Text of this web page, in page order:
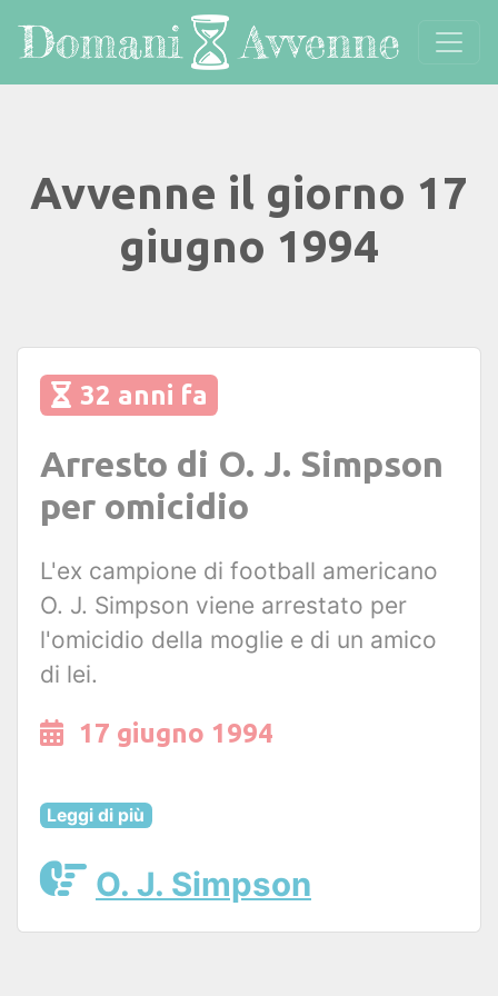
Avvenne il giorno 17
giugno 1994
32 anni fa
Arresto di O. J. Simpson
per omicidio
L'ex campione di football americano
O. J. Simpson viene arrestato per
l'omicidio della moglie e di un amico
di lei.
17 giugno 1994
Leggi di più
O. J. Simpson